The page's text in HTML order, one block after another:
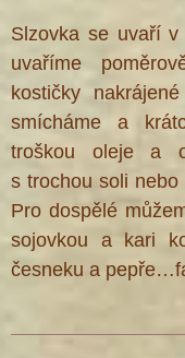
Slzovka se uvaří
uvaříme
kostičky
smícháme a
troškou oleje a
s trochou soli
Pro dospělé
sojovkou a kari
česneku a